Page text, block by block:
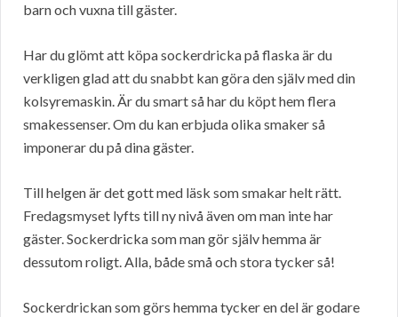
barn och vuxna till gäster.
Har du glömt att köpa sockerdricka på flaska är du
verkligen glad att du snabbt kan göra den själv med din
kolsyremaskin. Är du smart så har du köpt hem flera
smakessenser. Om du kan erbjuda olika smaker så
imponerar du på dina gäster.
Till helgen är det gott med läsk som smakar helt rätt.
Fredagsmyset lyfts till ny nivå även om man inte har
gäster. Sockerdricka som man gör själv hemma är
dessutom roligt. Alla, både små och stora tycker så!
Sockerdrickan som görs hemma tycker en del är godare